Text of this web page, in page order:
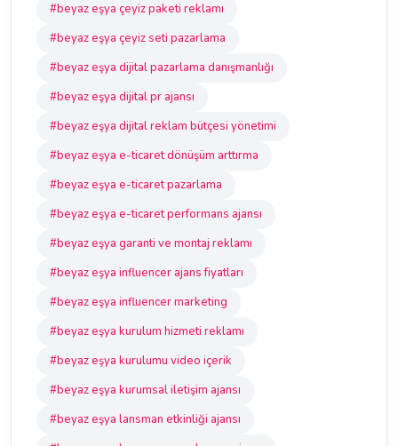
#beyaz eşya çeyiz paketi reklamı
#beyaz eşya çeyiz seti pazarlama
#beyaz eşya dijital pazarlama danışmanlığı
#beyaz eşya dijital pr ajansı
#beyaz eşya dijital reklam bütçesi yönetimi
#beyaz eşya e-ticaret dönüşüm arttırma
#beyaz eşya e-ticaret pazarlama
#beyaz eşya e-ticaret performans ajansı
#beyaz eşya garanti ve montaj reklamı
#beyaz eşya influencer ajans fiyatları
#beyaz eşya influencer marketing
#beyaz eşya kurulum hizmeti reklamı
#beyaz eşya kurulumu video içerik
#beyaz eşya kurumsal iletişim ajansı
#beyaz eşya lansman etkinliği ajansı